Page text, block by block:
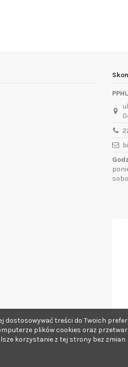
dostosowywać treści do Twoich
plików cookies oraz
korzystanie z tej strony bez zmian